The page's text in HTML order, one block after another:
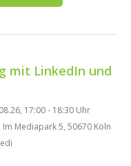
mit LinkedIn und
17:00 - 18:30 Uhr
Im Mediapark 5, 50670 Köln